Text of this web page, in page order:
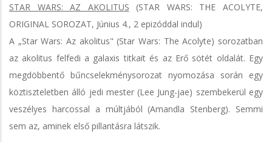
STAR WARS: AZ AKOLITUS (STAR WARS: THE ACOLYTE,
ORIGINAL SOROZAT, Június 4., 2 epizóddal indul)
A „Star Wars: Az akolitus" (Star Wars: The Acolyte) sorozatban
az akolitus felfedi a galaxis titkait és az Erő sötét oldalát. Egy
megdöbbentő bűncselekménysorozat nyomozása során egy
köztiszteletben álló jedi mester (Lee Jung-jae) szembekerül egy
veszélyes harcossal a múltjából (Amandla Stenberg). Semmi
sem az, aminek első pillantásra látszik.